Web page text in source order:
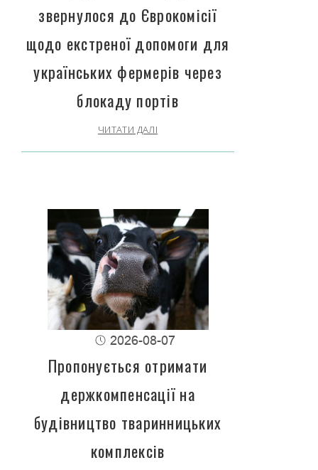
звернулося до Єврокомісії
щодо екстреної допомоги для
українських фермерів через
блокаду портів
ЧИТАТИ ДАЛІ
2026-08-07
Пропонується отримати
держкомпенсації на
будівництво тваринницьких
комплексів